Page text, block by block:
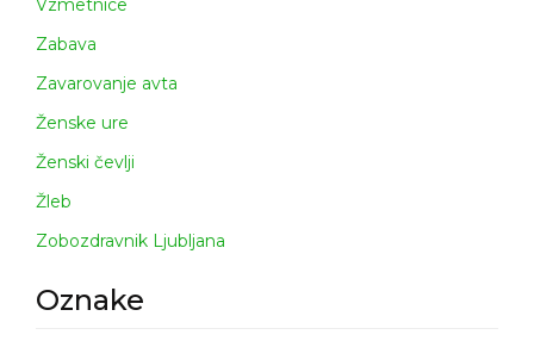
Zabava
Zavarovanje avta
Ženske ure
Ženski čevlji
Žleb
Zobozdravnik Ljubljana
Oznake